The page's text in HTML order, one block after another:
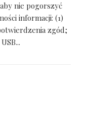
nie pogorszyć
informacji: (1)
zgód;